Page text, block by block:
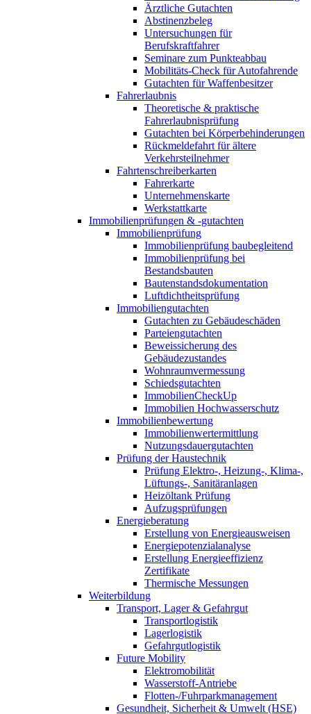
Ärztliche Gutachten
Abstinenzbeleg
Untersuchungen für
Berufskraftfahrer
Seminare zum Punkteabbau
Mobilitäts-Check für Autofahrende
Gutachten für Waffenbesitzer
Fahrerlaubnis
Theoretische & praktische
Fahrerlaubnisprüfung
Gutachten bei Körperbehinderungen
Rückmeldefahrt für ältere
Verkehrsteilnehmer
Fahrtenschreiberkarten
Fahrerkarte
Unternehmenskarte
Werkstattkarte
Immobilienprüfungen & -gutachten
Immobilienprüfung
Immobilienprüfung baubegleitend
Immobilienprüfung bei
Bestandsbauten
Bautenstandsdokumentation
Luftdichtheitsprüfung
Immobiliengutachten
Gutachten zu Gebäudeschäden
Parteiengutachten
Beweissicherung des
Gebäudezustandes
Wohnraumvermessung
Schiedsgutachten
ImmobilienCheckUp
Immobilien Hochwasserschutz
Immobilienbewertung
Immobilienwertermittlung
Nutzungsdauergutachten
Prüfung der Haustechnik
Prüfung Elektro-, Heizung-, Klima-,
Lüftungs-, Sanitäranlagen
Heizöltank Prüfung
Aufzugsprüfungen
Energieberatung
Erstellung von Energieausweisen
Energiepotenzialanalyse
Erstellung Energieeffizienz
Zertifikate
Thermische Messungen
Weiterbildung
Transport, Lager & Gefahrgut
Transportlogistik
Lagerlogistik
Gefahrgutlogistik
Future Mobility
Elektromobilität
Wasserstoff-Antriebe
Flotten-/Fuhrparkmanagement
Gesundheit, Sicherheit & Umwelt (HSE)